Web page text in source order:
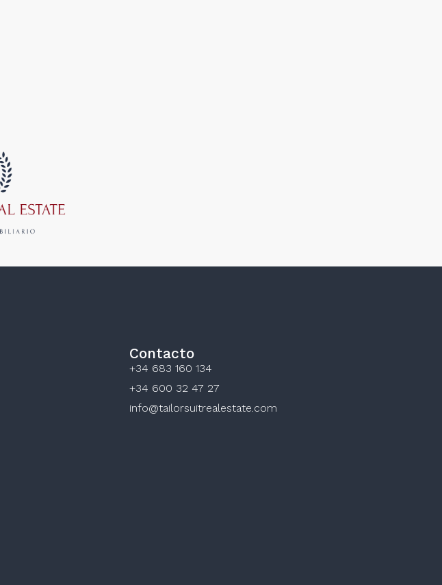
Contacto
+34 683 160 134
+34 600 32 47 27
info@tailorsuitrealestate.com